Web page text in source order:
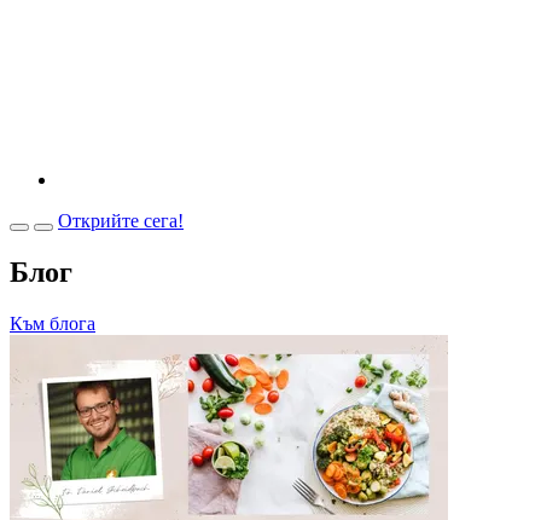
Открийте сега!
Блог
Към блога